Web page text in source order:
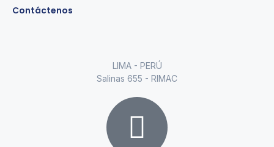
Contáctenos
LIMA - PERÚ
Salinas 655 - RIMAC